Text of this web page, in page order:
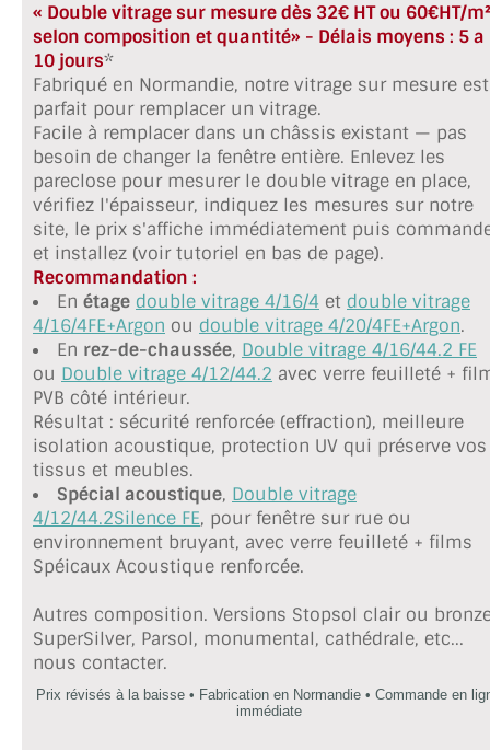
DEMANDE DE DEVIS
SUIVI DE DEVIS
SUIVI DE COMMANDE
TOUS LES TARIFS AU M2
GUIDE : CHOIX PAR UTILISATION
INSPIRATIONS ET NOUVEAUTÉS
AMBIANCE LAITON BROSSÉ
MIROIRS VIEILLIS AMBIANCE BRASSERIE
MIROIR SUR MESURE
MIROIR VIEILLI
MIROIR DÉCORATIF DE COULEUR
LOTS DE MIROIRS EN MOZAÏQUE
MIROIR POUR PORTE
MIROIR DE SALLE DE BAIN
MIROIR PAROI DE DOUCHE
« Double vitrage sur mesure dès 32€ HT ou 60€HT/m²
selon composition et quantité» - Délais moyens : 5 a
10 jours*
Fabriqué en Normandie, notre vitrage sur mesure est
parfait pour remplacer un vitrage.
Facile à remplacer dans un châssis existant — pas
besoin de changer la fenêtre entière. Enlevez les
pareclose pour mesurer le double vitrage en place,
vérifiez l'épaisseur, indiquez les mesures sur notre
site, le prix s'affiche immédiatement puis
et installez (voir tutoriel en bas de page).
Recommandation :
En étage double vitrage 4/16/4 et double vitrage
4/16/4FE+Argon ou double vitrage 4/20/4FE+Argon.
En rez-de-chaussée, Double vitrage 4/16/44.2 FE
ou Double vitrage 4/12/44.2 avec verre feuilleté +
PVB côté intérieur.
Résultat : sécurité renforcée (effraction), meilleure
isolation acoustique, protection UV qui préserve vos
tissus et meubles.
Spécial acoustique, Double vitrage
4/12/44.2Silence FE, pour fenêtre sur rue ou
environnement bruyant, avec verre feuilleté + films
Spéicaux Acoustique renforcée.
Autres composition. Versions Stopsol clair ou
SuperSilver, Parsol, monumental, cathédrale, etc...
nous contacter.
Prix révisés à la baisse • Fabrication en Normandie • Commande en
immédiate